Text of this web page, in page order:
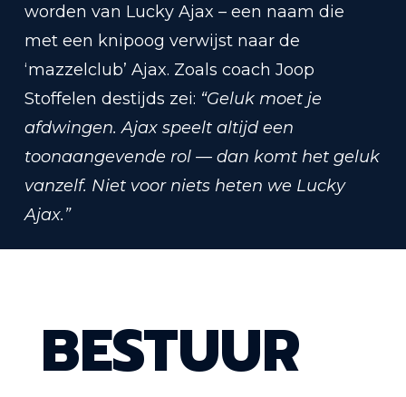
worden van Lucky Ajax – een naam die
met een knipoog verwijst naar de
‘mazzelclub’ Ajax. Zoals coach Joop
Stoffelen destijds zei: “Geluk moet je
afdwingen. Ajax speelt altijd een
toonaangevende rol — dan komt het geluk
vanzelf. Niet voor niets heten we Lucky
Ajax.”
BESTUUR